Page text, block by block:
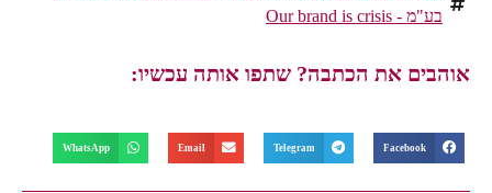
בע"מ - Our brand is crisis
אוהבים את הכתבה? שתפו אותה עכשיו:
Facebook
Telegram
Email
WhatsApp